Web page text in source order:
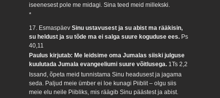
iseenesest pole me midagi. Sina teed meid millekski.
*
17. EsmaspäevSinu ustavusest ja su abist ma rääkisin,
su heldust ja su tõde ma ei salga suure koguduse ees. Ps
40,11
Paulus kirjutab: Me leidsime oma Jumalas siiski julguse
kuulutada Jumala evangeeliumi suure võitlusega. 1Ts 2,2
Issand, õpeta meid tunnistama Sinu headusest ja jagama
seda. Paljud meie ümber ei loe kunagi Piiblit – olgu siis
meie elu neile Piibliks, mis räägib Sinu päästest ja abist.